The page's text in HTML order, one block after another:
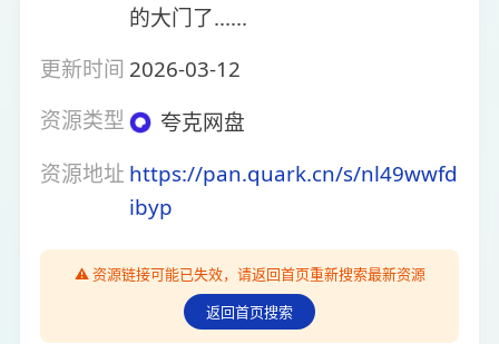
的大门了......
更新时间 2026-03-12
资源类型
夸克网盘
资源地址 https://pan.quark.cn/s/nl49wwfd
ibyp
⚠️ 资源链接可能已失效，请返回首页重新搜索最新资源
返回首页搜索